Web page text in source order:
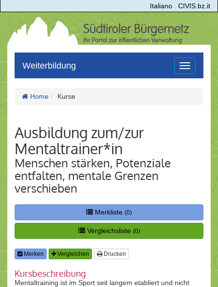
Italiano CIVIS.bz.it
Toggle
navigation
Weiterbildung
Home Kurse
Ausbildung zum/zur
Mentaltrainer*in
Menschen stärken, Potenziale
entfalten, mentale Grenzen
verschieben
Merkliste (0)
Vergleichsliste (0)
Merken Vergleichen Drucken
Kursbeschreibung
Mentaltraining ist im Sport seit langem etabliert und nicht